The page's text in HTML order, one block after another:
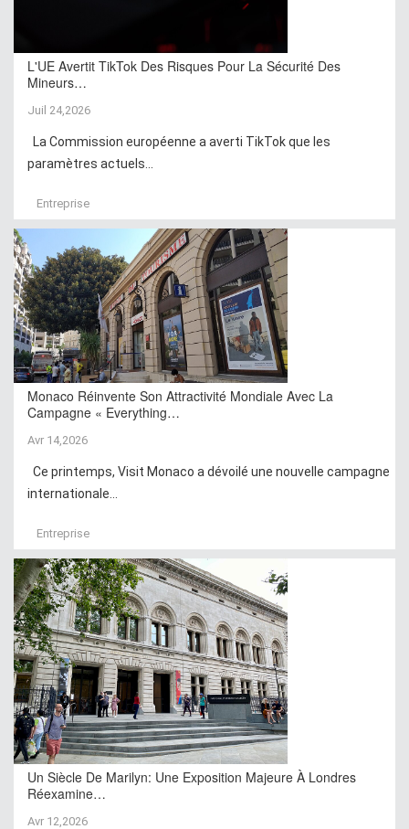
L'UE Avertit TikTok Des Risques Pour La Sécurité Des
Mineurs…
Juil 24,2026
La Commission européenne a averti TikTok que les
paramètres actuels...
Entreprise
Monaco Réinvente Son Attractivité Mondiale Avec La
Campagne « Everything…
Avr 14,2026
Ce printemps, Visit Monaco a dévoilé une nouvelle campagne
internationale...
Entreprise
Un Siècle De Marilyn: Une Exposition Majeure À Londres
Réexamine…
Avr 12,2026